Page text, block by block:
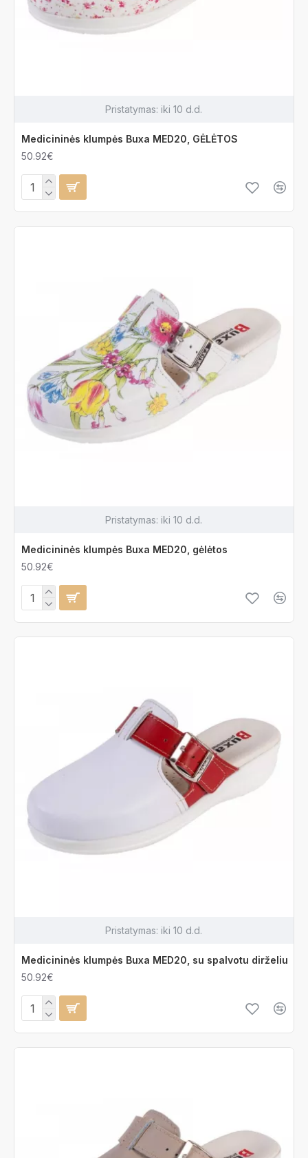
Pristatymas: iki 10 d.d.
Medicininės klumpės Buxa MED20, GĖLĖTOS
50.92€
Pristatymas: iki 10 d.d.
Medicininės klumpės Buxa MED20, gėlėtos
50.92€
Pristatymas: iki 10 d.d.
Medicininės klumpės Buxa MED20, su spalvotu dirželiu
50.92€